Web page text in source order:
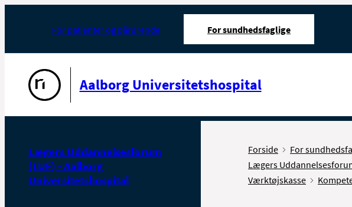
For patienter og pårørende For sundhedsfaglige
Aalborg Universitetshospital
Lægers Uddannelsesforum
(LUF) - Aalborg
Universitetshospital
Forside For
Lægers
Værktøjskasse